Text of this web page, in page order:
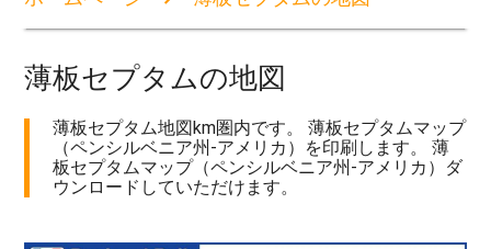
薄板セプタムの地図
薄板セプタム地図km圏内です。 薄板セプタムマップ
（ペンシルベニア州-アメリカ）を印刷します。 薄
板セプタムマップ（ペンシルベニア州-アメリカ）ダ
ウンロードしていただけます。